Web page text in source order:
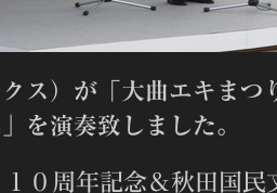
ス）が「大曲エキまつ
を演奏致しました。
１０周年記念＆秋田国